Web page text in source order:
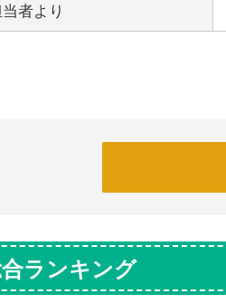
者より
ランキング